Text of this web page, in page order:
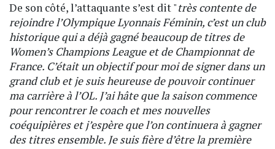
De son côté, l’attaquante s’est dit "très contente de
rejoindre l’Olympique Lyonnais Féminin, c’est un club
historique qui a déjà gagné beaucoup de titres de
Women’s Champions League et de Championnat de
France. C’était un objectif pour moi de signer dans un
grand club et je suis heureuse de pouvoir continuer
ma carrière à l’OL. J’ai hâte que la saison commence
pour rencontrer le coach et mes nouvelles
coéquipières et j’espère que l’on continuera à gagner
des titres ensemble. Je suis fière d’être la première